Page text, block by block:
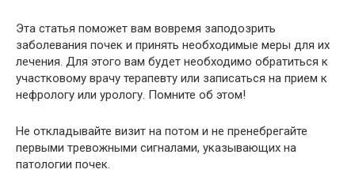
Эта статья поможет вам вовремя заподозрить
заболевания почек и принять необходимые меры для их
лечения. Для этого вам будет необходимо обратиться к
участковому врачу терапевту или записаться на прием к
нефрологу или урологу. Помните об этом!
Не откладывайте визит на потом и не пренебрегайте
первыми тревожными сигналами, указывающих на
патологии почек.